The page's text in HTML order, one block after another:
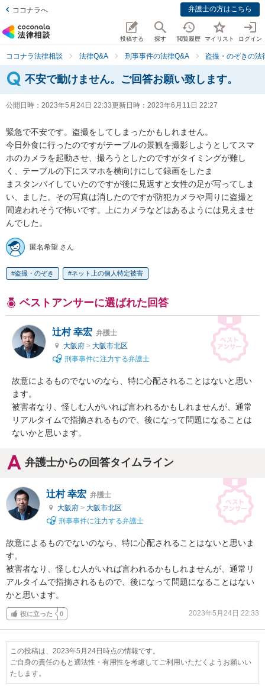
ココナラへ 弁護士の方はこちら
投稿する 探す 閲覧履歴 マイリスト ログイン
ココナラ法律相談 法律Q&A 刑事事件の法律Q&A 盗撮・のぞきの法
不安で動けません。ご回答お願い致します。
公開日時： 2023年5月24日 22:33更新日時： 2023年6月11日 22:27
緊急で不安です。盗撮をしてしまったかもしれません。
今日外食に行ったのですがテーブルの景観を撮影しようとしてスマ
ホのカメラを起動させ、撮ろうとしたのですがタイミングが難し
く、テーブルの下にスマホを横向けにして録画をしたま
まスタンバイしていたのですが後に見返すと女性の足が写ってしま
い、ました。その写真は消したのですが防犯カメラや周りに盗撮と
間違われそうで怖いです。上にカメラなどはあるようには見えませ
んでした。
匿名希望 さん
盗撮・のぞき ネット上の個人特定被害
ベストアンサーに選ばれた回答
辻村 幸宏 弁護士
大阪府 > 大阪市北区
刑事事件に注力する弁護士
故意によるものでないのなら、特に心配されることはないと思い
ます。
被害者なり、怪しむ人がいれば言われるかもしれませんが、通常
リアルタイムで指摘されるもので、後になって問題になることは
ないかと思います。
弁護士からの回答タイムライン
辻村 幸宏 弁護士
大阪府 > 大阪市北区
刑事事件に注力する弁護士
故意によるものでないのなら、特に心配されることはないと思いま
す。
被害者なり、怪しむ人がいれば言われるかもしれませんが、通常リ
アルタイムで指摘されるもので、後になって問題になることはない
かと思います。
役に立った 0 2023年5月24日 22:33
この投稿は、2023年5月24日時点の情報です。
ご自身の責任のもと適法性・有用性を考慮してご利用いただくようお願いい
たします。